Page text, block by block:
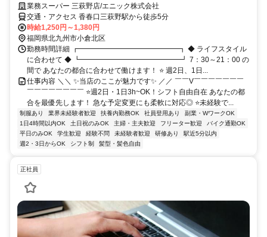
業務スーパー 三萩野店/エニック株式会社
交通・アクセス 香春口三萩野駅から徒歩5分
時給1,250円～1,380円
福岡県北九州市小倉北区
勤務時間詳細 ┏━━━━━━━━━━━━━━┓ ◆ ライフスタイル
に合わせて ◆ ┗━━━━━━━━━━━━━━┛ 7：30～21：00 の
間で あなたの都合に合わせて働けます！ ⭐ 週2日、1日...
仕事内容 ＼＼ ✨当店のここが魅力です✨ ／／ ￣￣V￣￣￣￣￣￣￣
￣￣￣￣￣￣￣￣ ⭐週2日・1日3h~OK！シフト自由自在 あなたの都
合を最優先します！ 急な予定変更にも柔軟に対応◎ ⭐未経験で...
制服あり 業界未経験者歓迎 扶養内勤務OK 社員登用あり
副業・WワークOK
1日4時間以内OK
土日祝のみOK 主婦・主夫歓迎 フリーター歓迎
バイク通勤OK
平日のみOK
学生歓迎 経験不問 未経験者歓迎 研修あり
駅近5分以内
週2・3日からOK
シフト制 髪型・髪色自由
正社員